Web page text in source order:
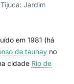
Jardim
em 1981 (há
de taunay no
cidade Rio de